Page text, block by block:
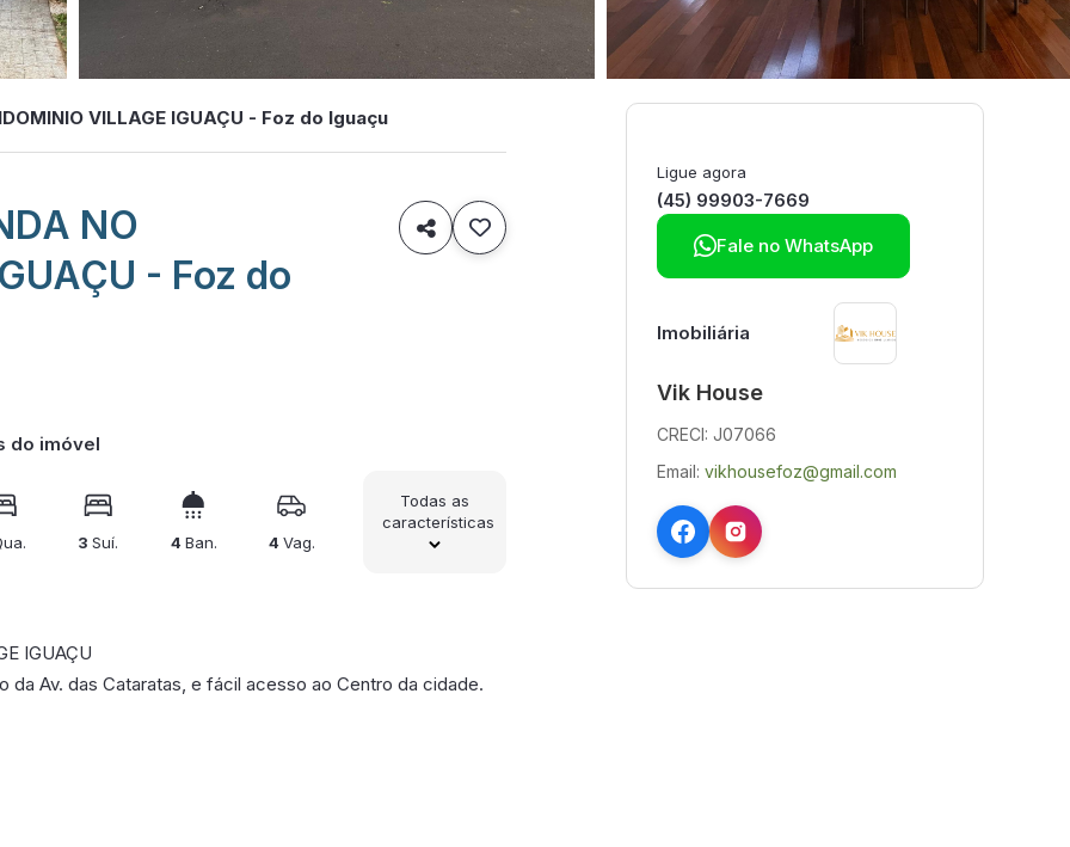
VILLAGE IGUAÇU - Foz do Iguaçu
NO
- Foz do

do imóvel
3Suí. 4 Ban. 4 Vag.
Todas as
características
IGUAÇU
Av. das Cataratas, e fácil acesso ao Centro da cidade.
Ligue agora
(45) 99903-7669
Fale no WhatsApp
Imobiliária
Vik House
CRECI: J07066
Email: vikhousefoz@gmail.com